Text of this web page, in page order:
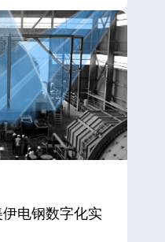
电钢数字化实